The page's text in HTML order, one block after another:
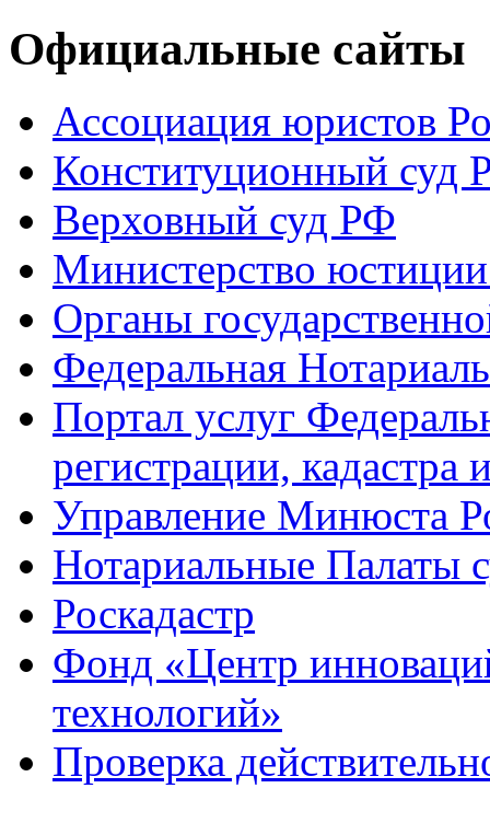
Официальные сайты
Ассоциация юристов
Конституционный суд
Верховный суд РФ
Министерство
Органы
Федеральная
Портал услуг
регистрации, кадастра
Управление Минюста
Нотариальные Палаты
Роскадастр
Фонд «Центр
технологий»
Проверка